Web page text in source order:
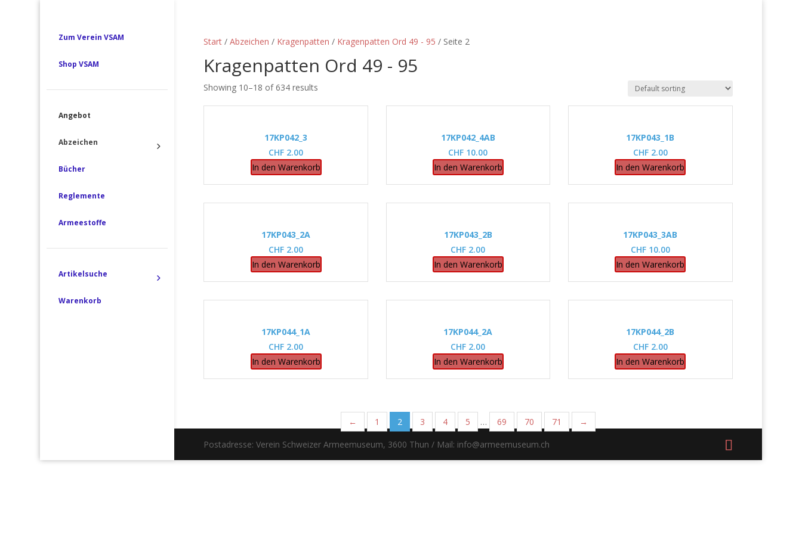
Zum Verein VSAM
Shop VSAM
Angebot
Abzeichen
Bücher
Reglemente
Armeestoffe
Artikelsuche
Warenkorb
Start /Abzeichen / Kragenpatten / Kragenpatten Ord 49 - 95 / Seite 2
Kragenpatten Ord 49 - 95
Showing 10–18 of 634 results
17KP042_3
CHF 2.00
In den Warenkorb
17KP042_4AB
CHF 10.00
In den Warenkorb
17KP043_1B
CHF2.00
In den Warenkorb
17KP043_2A
CHF 2.00
In den Warenkorb
17KP043_2B
CHF 2.00
In den Warenkorb
17KP043_3AB
CHF10.00
In den Warenkorb
17KP044_1A
CHF 2.00
In den Warenkorb
17KP044_2A
CHF 2.00
In den Warenkorb
17KP044_2B
CHF2.00
In den Warenkorb
← 1 2 3 4 5 … 69 70 71
→
Postadresse: Verein Schweizer Armeemuseum, 3600 Thun / Mail: info@armeemuseum.ch